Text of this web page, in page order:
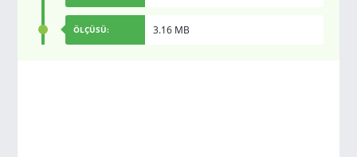
ÖLÇÜSÜ: 3.16 MB